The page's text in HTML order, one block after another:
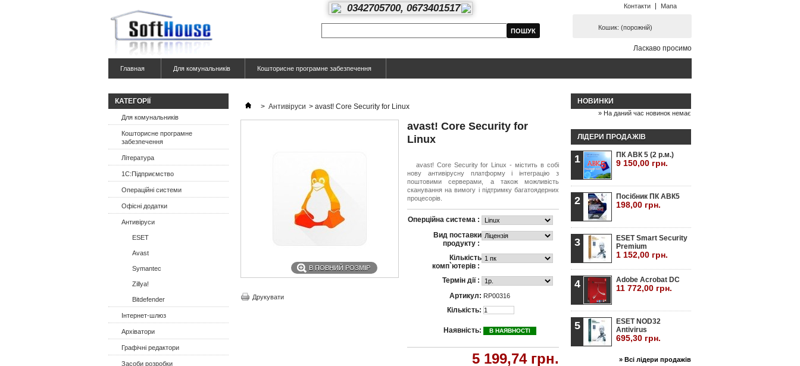
Контакти Мапа
Кошик: (порожній)
Ласкаво просимо
Главная Для комунальників Кошторисне програмне забезпечення
0342705700, 0673401517
КАТЕГОРІЇ
Для комунальників
Кошторисне програмне
забезпечення
Література
1С:Підприємство
Операційні системи
Офісні додатки
Антивіруси
ESET
Avast
Symantec
Zillya!
Bitdefender
Інтернет-шлюз
Архіватори
Графічні редактори
Засоби розробки
> Антивіруси > avast! Core Security for Linux
В ПОВНИЙ РОЗМІР
Друкувати
avast! Core Security for
Linux
avast! Core Security for Linux - містить в собі
нову антивірусну платформу і інтеграцію з
поштовими серверами, а також можливість
сканування на вимогу і підтримку багатоядерних
процесорів.
Оперційна система :
Вид поставки
продукту :
Кількість
комп`ютерів :
Термін дії :
Артикул: RP00316
Кількість:
Наявність: В НАЯВНОСТІ
5 199,74 грн.
НОВИНКИ
» На даний час новинок немає
ЛІДЕРИ ПРОДАЖІВ
1 ПК АВК 5 (2 р.м.)
9 150,00 грн.
2 Посібник ПК АВК5
198,00 грн.
3
ESET Smart Security
Premium
1 152,00 грн.
4 Adobe Acrobat DC
11 772,00 грн.
5
ESET NOD32
Antivirus
695,30 грн.
» Всі лідери продажів